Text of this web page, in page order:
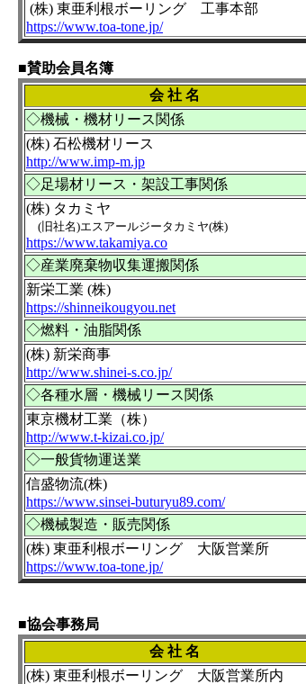
(株) 東亜利根ボーリング 工事本部
https://www.toa-tone.jp/
■賛助会員名簿
会 社 名
◇機械・機材リース関係
(株) 石松機材リース
http://www.imp-m.jp
◇足場材リース・架設工事関係
(株) タカミヤ
(旧社名)エスアールジータカミヤ(株)
https://www.takamiya.co
◇産業廃棄物収集運搬関係
新栄工業 (株)
https://shinneikougyou.net
◇燃料・ 油脂関係
(株) 新栄商事
http://www.shinei-s.co.jp/
◇各種水層・機械リース関係
東京機材工業（株）
http://www.t-kizai.co.jp/
◇一般貨物運送業
信盛物流(株)
https://www.sinsei-buturyu89.com/
◇機械製造・販売関係
(株) 東亜利根ボーリング 大阪営業所
https://www.toa-tone.jp/
■協会事務局
会 社 名
(株) 東亜利根ボーリング 大阪営業所内